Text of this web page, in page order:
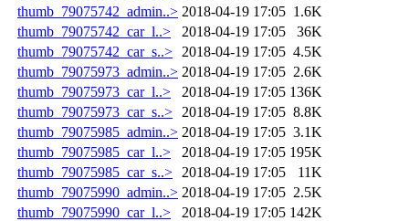
thumb_79075742_admin..> 2018-04-19 17:05 1.6K
thumb_79075742_car_l..>
2018-04-19 17:05
36K
thumb_79075742_car_s..>
2018-04-19 17:05 4.5K
thumb_79075973_admin..> 2018-04-19 17:05 2.6K
thumb_79075973_car_l..>
2018-04-19 17:05 136K
thumb_79075973_car_s..>
2018-04-19 17:05 8.8K
thumb_79075985_admin..> 2018-04-19 17:05 3.1K
thumb_79075985_car_l..>
2018-04-19 17:05 195K
thumb_79075985_car_s..>
2018-04-19 17:05
11K
thumb_79075990_admin..> 2018-04-19 17:05 2.5K
thumb_79075990_car_l..>
2018-04-19 17:05 142K